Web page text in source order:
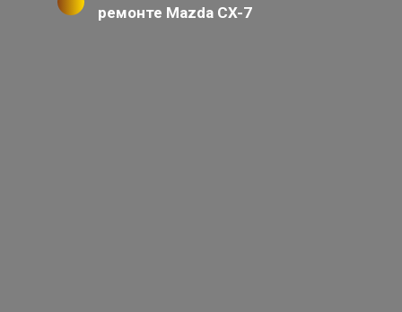
ремонте Mazda CX-7